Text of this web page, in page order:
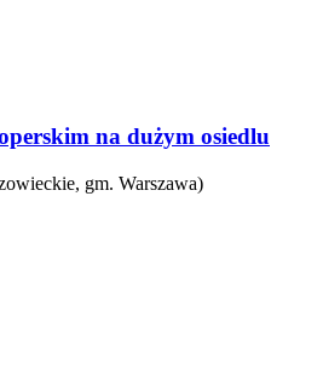
na dużym osiedlu
gm. Warszawa)